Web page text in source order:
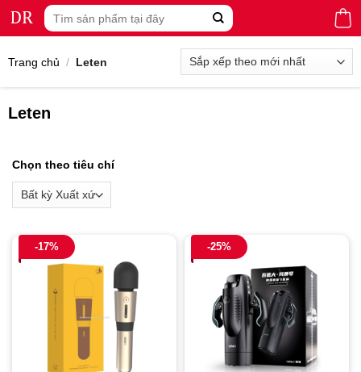
Tìm
kiếm:
Trang chủ / Leten
Leten
Chọn theo tiêu chí
-17% -25%